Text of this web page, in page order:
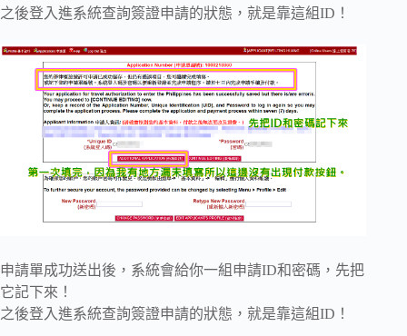
之後登入進系統查詢簽證申請的狀態，就是靠這組ID！
申請單成功送出後，系統會給你一組申請ID和密碼，先把
它記下來！
之後登入進系統查詢簽證申請的狀態，就是靠這組ID！